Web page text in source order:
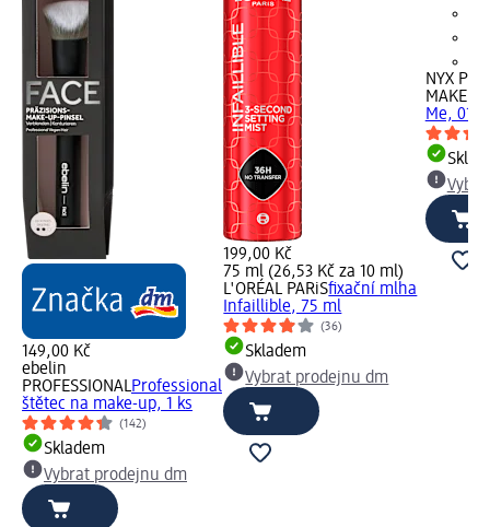
149,00 Kč
ebelin
PROFESSIONALProfessional
štětec na make-up, 1 ks
(142)
Skladem
Vybrat prodejnu dm
199,00 Kč
75 ml (26,53 Kč za 10 ml)
L'ORÉAL PARiSfixační mlha
Infaillible, 75 ml
(36)
Skladem
Vybrat prodejnu dm
NYX
MAKEUP
Me, 01